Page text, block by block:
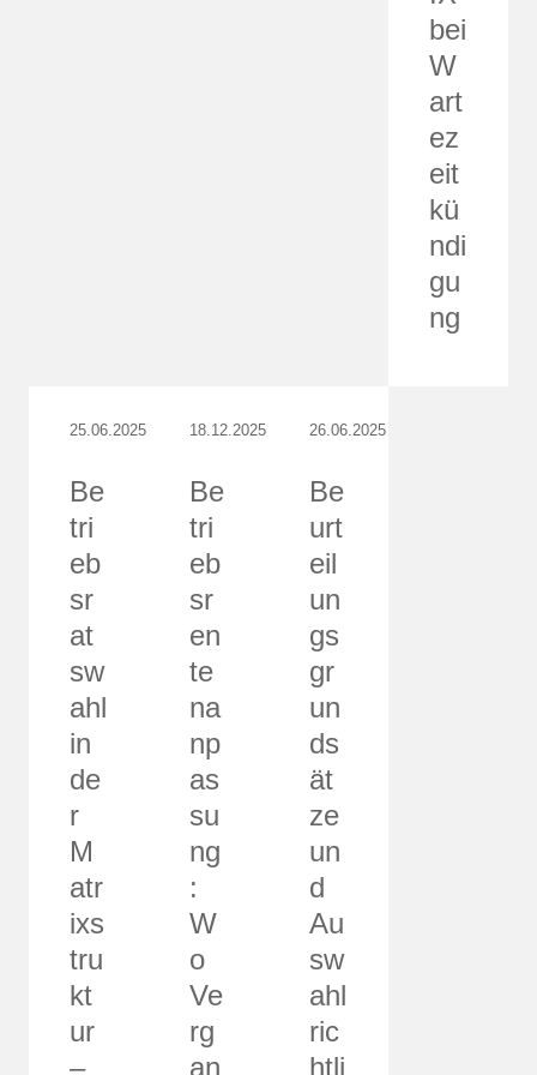
bei
W
art
ez
eit
kü
ndi
gu
ng
25.06.2025
Be
tri
eb
sr
at
sw
ahl
in
de
r
M
atr
ixs
tru
kt
ur
–
18.12.2025
Be
tri
eb
sr
en
te
na
np
as
su
ng
:
W
o
Ve
rg
an
26.06.2025
Be
urt
eil
un
gs
gr
un
ds
ät
ze
un
d
Au
sw
ahl
ric
htli